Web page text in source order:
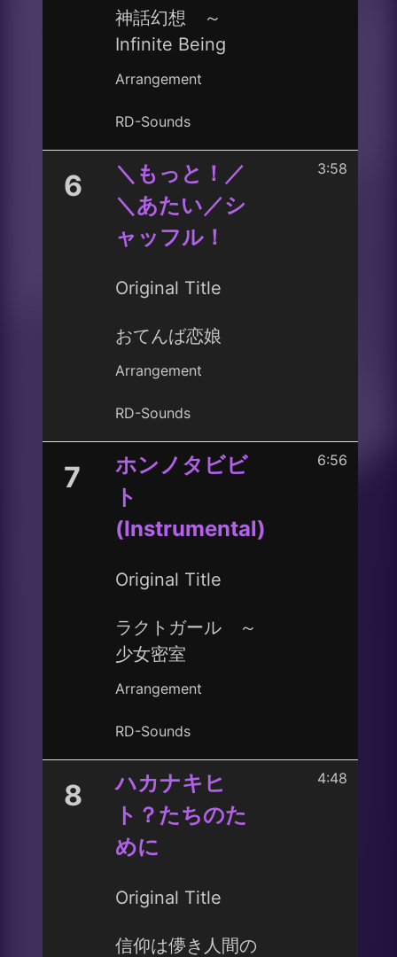
神話幻想 ～
Infinite Being
Arrangement
RD-Sounds
6
＼もっと！／
＼あたい／シ
ャッフル！
Original Title
おてんば恋娘
Arrangement
RD-Sounds
3:58
7
ホンノタビビ
ト
(Instrumental)
Original Title
ラクトガール ～
少女密室
Arrangement
RD-Sounds
6:56
8
ハカナキヒ
ト？たちのた
めに
Original Title
信仰は儚き人間の
4:48